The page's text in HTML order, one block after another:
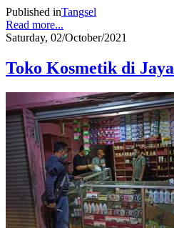
Published inTangsel
Read more...
Saturday, 02/October/2021
Toko Kosmetik di